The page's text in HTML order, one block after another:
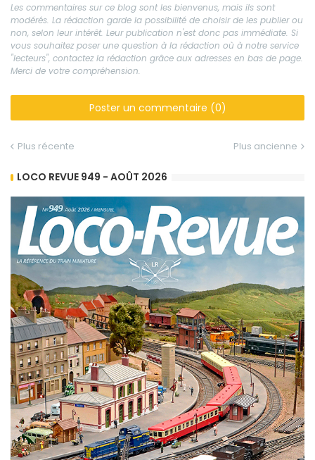
Les commentaires sur ce blog sont les bienvenus, mais ils sont
modérés. La rédaction garde la possibilité de choisir de les publier ou
non, selon leur intérêt. Leur publication n'est donc pas immédiate. Si
vous souhaitez poser une question à la rédaction où à notre service
"lecteurs", contactez la rédaction grâce aux adresses en bas de page.
Merci de votre compréhension.
Poster un commentaire (0)
Plus récente Plus ancienne
LOCO REVUE 949 - AOÛT 2026